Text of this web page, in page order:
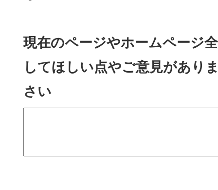
現在のページやホームページ
してほしい点やご意見があり
さい